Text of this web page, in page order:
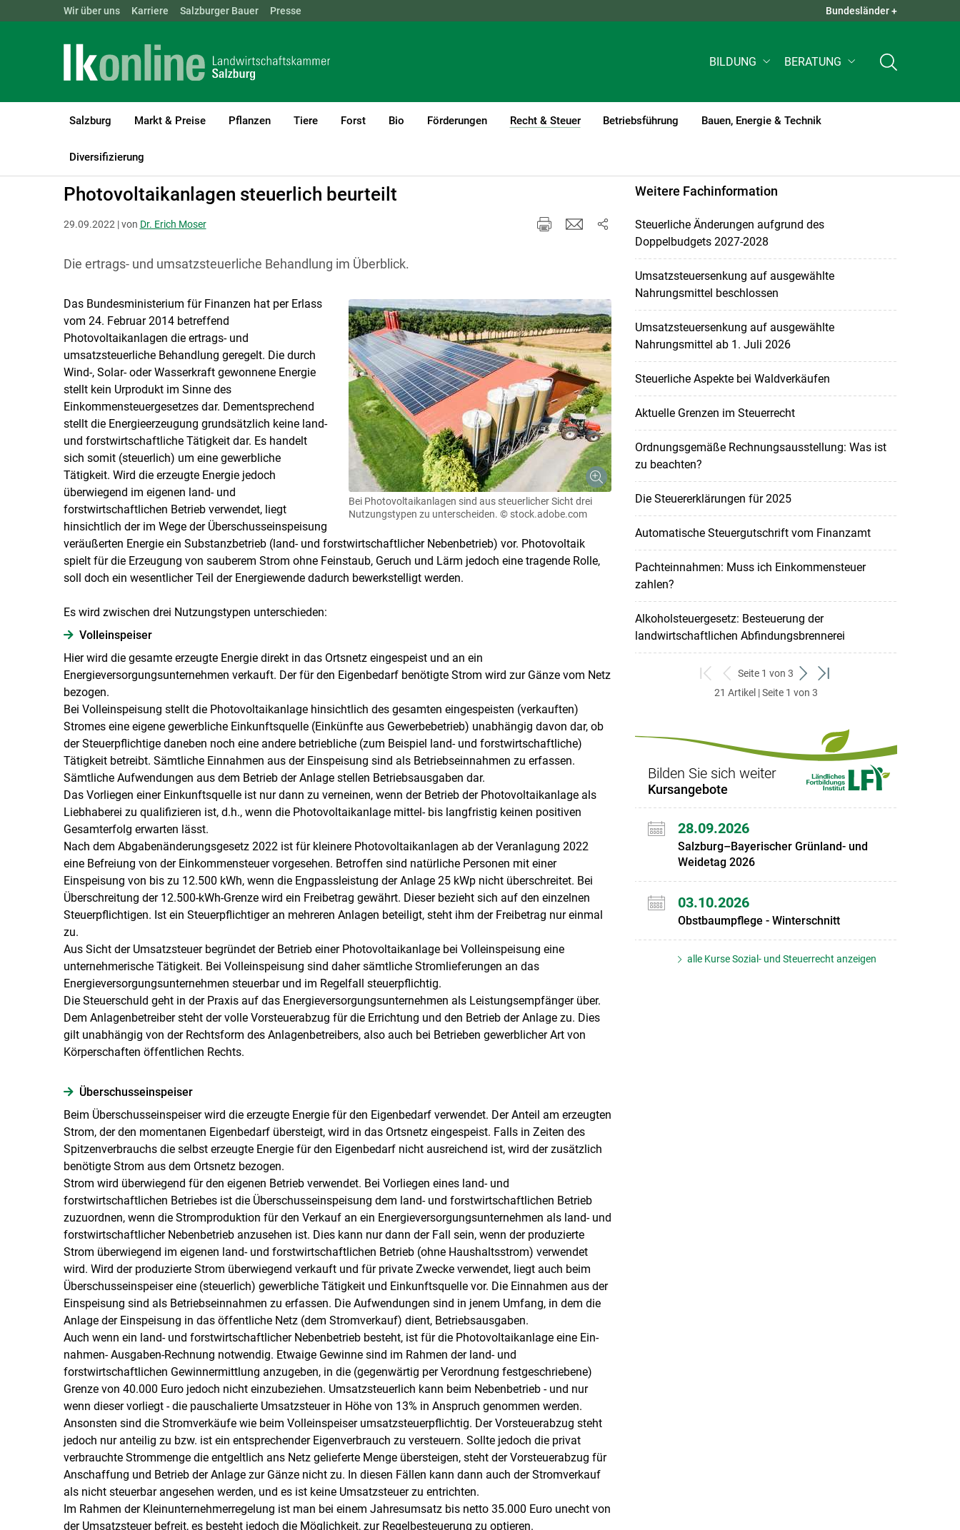
Landwirtschaftskammern: ÖSTERREICH BGLD KTN QUICK LINKS +
Wir über uns Karriere Salzburger Bauer Presse Bundesländer +
BILDUNG BERATUNG
Salzburg Markt & Preise Pflanzen Tiere Forst Bio Förderungen Recht & Steuer
(current)1
Betriebsführung Bauen, Energie & Technik
Diversifizierung
LK Salzburg Recht & Steuer
Photovoltaikanlagen steuerlich beurteilt
29.09.2022 | von Dr. Erich Moser
Die ertrags- und umsatzsteuerliche Behandlung im Überblick.
Bei Photovoltaikanlagen sind aus steuerlicher Sicht drei
Nutzungstypen zu unterscheiden. © stock.adobe.com
Das Bundesministerium für Finanzen hat per Erlass
vom 24. Februar 2014 betreffend
Photovoltaikanlagen die ertrags- und
umsatzsteuerliche Behandlung geregelt. Die durch
Wind-, Solar- oder Wasserkraft gewonnene Energie
stellt kein Urprodukt im Sinne des
Einkommensteuergesetzes dar. Dementsprechend
stellt die Energieerzeugung grundsätzlich keine land-
und forstwirtschaftliche Tätigkeit dar. Es handelt
sich somit (steuerlich) um eine gewerbliche
Tätigkeit. Wird die erzeugte Energie jedoch
überwiegend im eigenen land- und
forstwirtschaftlichen Betrieb verwendet, liegt
hinsichtlich der im Wege der Überschusseinspeisung
veräußerten Energie ein Substanzbetrieb (land- und forstwirtschaftlicher Nebenbetrieb) vor. Photovoltaik
spielt für die Erzeugung von sauberem Strom ohne Feinstaub, Geruch und Lärm jedoch eine tragende Rolle,
soll doch ein wesentlicher Teil der Energiewende dadurch bewerkstelligt werden.
Es wird zwischen drei Nutzungstypen unterschieden:
Voll­einspeiser
Hier wird die gesamte erzeugte Energie direkt in das Ortsnetz eingespeist und an ein
Energieversorgungsunternehmen verkauft. Der für den Eigenbedarf benötigte Strom wird zur Gänze vom Netz
bezogen.
Bei Volleinspeisung stellt die Photovoltaikanlage hinsichtlich des gesamten eingespeisten (verkauften)
Stromes eine eigene gewerbliche Einkunftsquelle (Einkünfte aus Gewerbebetrieb) unabhängig davon dar, ob
der Steuerpflichtige daneben noch eine andere betriebliche (zum Beispiel land- und forstwirtschaftliche)
Tätigkeit betreibt. Sämtliche Einnahmen aus der Einspeisung sind als Betriebseinnahmen zu erfassen.
Sämtliche Aufwendungen aus dem Betrieb der Anlage stellen Betriebsausgaben dar.
Das Vorliegen einer Einkunftsquelle ist nur dann zu verneinen, wenn der Betrieb der Photovoltaikanlage als
Liebhaberei zu qualifizieren ist, d.h., wenn die Photovoltaikanlage mittel- bis langfristig keinen positiven
Gesamterfolg erwarten lässt.
Nach dem Abgabenänderungsgesetz 2022 ist für kleinere Photovoltaikanlagen ab der Veranlagung 2022
eine Befreiung von der Einkommensteuer vorgesehen. Betroffen sind natürliche Personen mit einer
Einspeisung von bis zu 12.500 kWh, wenn die Engpassleistung der Anlage 25 kWp nicht überschreitet. Bei
Überschreitung der 12.500-kWh-Grenze wird ein Freibetrag gewährt. Dieser bezieht sich auf den einzelnen
Steuerpflichtigen. Ist ein Steuerpflichtiger an mehreren Anlagen beteiligt, steht ihm der Freibetrag nur einmal
zu.
Aus Sicht der Umsatzsteuer begründet der Betrieb einer Photovoltaikanlage bei Volleinspeisung eine
unternehmerische Tätigkeit. Bei Volleinspeisung sind daher sämtliche Stromlieferungen an das
Energieversorgungsunternehmen steuerbar und im Regelfall steuerpflichtig.
Die Steuerschuld geht in der Praxis auf das Energieversorgungsunternehmen als Leistungsempfänger über.
Dem Anlagenbetreiber steht der volle Vorsteuerabzug für die Errichtung und den Betrieb der Anlage zu. Dies
gilt unabhängig von der Rechtsform des Anlagenbetreibers, also auch bei Betrieben gewerblicher Art von
Körperschaften öffentlichen Rechts.
Überschuss­einspeiser
Beim Überschusseinspeiser wird die erzeugte Energie für den Eigenbedarf verwendet. Der Anteil am erzeugten
Strom, der den momentanen Eigenbedarf übersteigt, wird in das Ortsnetz eingespeist. Falls in Zeiten des
Spitzenverbrauchs die selbst erzeugte Energie für den Eigenbedarf nicht ausreichend ist, wird der zusätzlich
benötigte Strom aus dem Ortsnetz bezogen.
Strom wird überwiegend für den eigenen Betrieb verwendet. Bei Vorliegen eines land- und
forstwirtschaftlichen Betriebes ist die Überschusseinspeisung dem land- und forstwirtschaftlichen Betrieb
zuzuordnen, wenn die Stromproduktion für den Verkauf an ein Energieversorgungsunternehmen als land- und
forstwirtschaftlicher Nebenbetrieb anzusehen ist. Dies kann nur dann der Fall sein, wenn der produzierte
Strom überwiegend im eigenen land- und forstwirtschaftlichen Betrieb (ohne Haushaltsstrom) verwendet
wird. Wird der produzierte Strom überwiegend verkauft und für private Zwecke verwendet, liegt auch beim
Überschusseinspeiser eine (steuerlich) gewerbliche Tätigkeit und Einkunftsquelle vor. Die Einnahmen aus der
Einspeisung sind als Betriebseinnahmen zu erfassen. Die Aufwendungen sind in jenem Umfang, in dem die
Anlage der Einspeisung in das öffentliche Netz (dem Stromverkauf) dient, Betriebsausgaben.
Auch wenn ein land- und forstwirtschaftlicher Nebenbetrieb besteht, ist für die Photovoltaikanlage eine Ein­
nahmen- Ausgaben-Rechnung notwendig. Etwaige Gewinne sind im Rahmen der land- und
forstwirtschaftlichen Gewinnermittlung anzugeben, in die (gegenwärtig per Verordnung festgeschriebene)
Grenze von 40.000 Euro jedoch nicht einzubeziehen. Umsatzsteuerlich kann beim Nebenbetrieb - und nur
wenn dieser vorliegt - die pauschalierte Umsatzsteuer in Höhe von 13% in Anspruch genommen werden.
Ansonsten sind die Stromverkäufe wie beim Volleinspeiser umsatzsteuerpflichtig. Der Vorsteuerabzug steht
jedoch nur anteilig zu bzw. ist ein entsprechender Eigenverbrauch zu versteuern. Sollte jedoch die privat
verbrauchte Strommenge die entgeltlich ans Netz gelieferte Menge übersteigen, steht der Vorsteuerabzug für
Anschaffung und Betrieb der Anlage zur Gänze nicht zu. In diesen Fällen kann dann auch der Stromverkauf
als nicht steuerbar angesehen werden, und es ist keine Umsatzsteuer zu entrichten.
Im Rahmen der Kleinunternehmerregelung ist man bei einem Jahresumsatz bis netto 35.000 Euro unecht von
der Umsatzsteuer befreit, es besteht jedoch die Möglichkeit, zur Regelbesteuerung zu optieren.
Weitere Fachinformation
Steuerliche Änderungen aufgrund des
Doppelbudgets 2027-2028
Umsatzsteuersenkung auf ausgewählte
Nahrungsmittel beschlossen
Umsatzsteuersenkung auf ausgewählte
Nahrungsmittel ab 1. Juli 2026
Steuerliche Aspekte bei Waldverkäufen
Aktuelle Grenzen im Steuerrecht
Ordnungsgemäße Rechnungsausstellung: Was ist
zu beachten?
Die Steuererklärungen für 2025
Automatische Steuergutschrift vom Finanzamt
Pachteinnahmen: Muss ich Einkommensteuer
zahlen?
Alkoholsteuergesetz: Besteuerung der
landwirtschaftlichen Abfindungsbrennerei
zum
ersten
zurück
zum
Seite 1 von 3
weiter
zum
zum
21 Artikel | Seite 1 von 3
Bilden Sie sich weiter
Kursangebote
28.09.2026
Salzburg–Bayerischer Grünland- und
Weidetag 2026
03.10.2026
Obstbaumpflege - Winterschnitt
alle Kurse Sozial- und Steuerrecht anzeigen